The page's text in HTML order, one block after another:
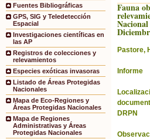
Fuentes Bibliográficas
GPS, SIG y Teledetección
Espacial
Investigaciones científicas en
las AP
Registros de colecciones y
relevamientos
Especies exóticas invasoras
Listado de Áreas Protegidas
Nacionales
Mapa de Eco-Regiones y
Áreas Protegidas Nacionales
Mapa de Regiones
Administrativas y Áreas
Protegidas Nacionales
Fauna
Pastore,
Informe
DRPN